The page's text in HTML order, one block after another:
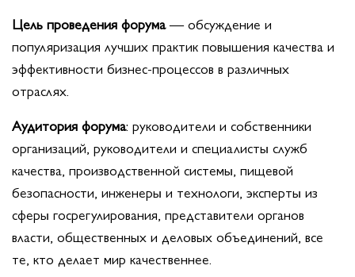
Цель проведения форума— обсуждение и
популяризация лучших практик повышения качества и
эффективности бизнес-процессов в различных
отраслях.
Аудитория форума: руководители и собственники
организаций, руководители и специалисты служб
качества, производственной системы, пищевой
безопасности, инженеры и технологи, эксперты из
сферы госрегулирования, представители органов
власти, общественных и деловых объединений, все
те, кто делает мир качественнее.